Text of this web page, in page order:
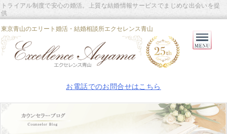
東京青山のエリート婚活・結婚相談所エクセレンス青山
トライアル制度で安心の婚活。上質な結婚情報サービスでまじめな出会いを提
供
お電話でのお問合せはこちら